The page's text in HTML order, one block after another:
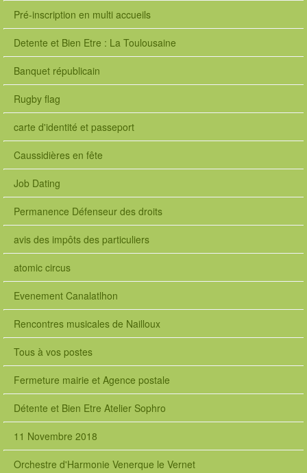
Pré-inscription en multi accueils
Detente et Bien Etre : La Toulousaine
Banquet républicain
Rugby flag
carte d'identité et passeport
Caussidières en fête
Job Dating
Permanence Défenseur des droits
avis des impôts des particuliers
atomic circus
Evenement Canalatlhon
Rencontres musicales de Nailloux
Tous à vos postes
Fermeture mairie et Agence postale
Détente et Bien Etre Atelier Sophro
11 Novembre 2018
Orchestre d'Harmonie Venerque le Vernet